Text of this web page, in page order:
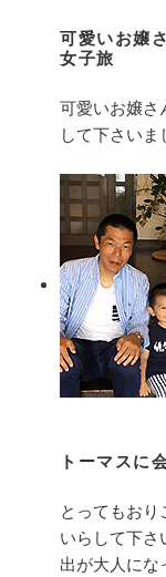
可愛いお嬢
女子旅
可愛いお嬢さ
して下さいま
トーマスに
とってもお
いらして下さ
出が大人にな